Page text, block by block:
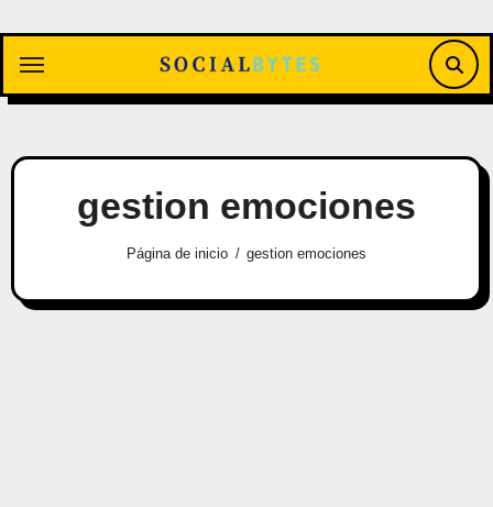
contenido
gestion emociones
Página de inicio gestion emociones